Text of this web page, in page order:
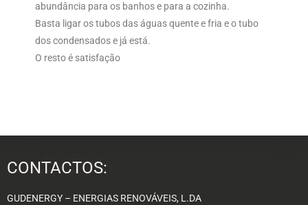
abundância para os banhos e para a cozinha.
Basta ligar os tubos das águas quente e fria e o tubo
dos condensados e já está.
O resto é satisfação
CONTACTOS:
GUDENERGY – ENERGIAS RENOVÁVEIS, L.DA